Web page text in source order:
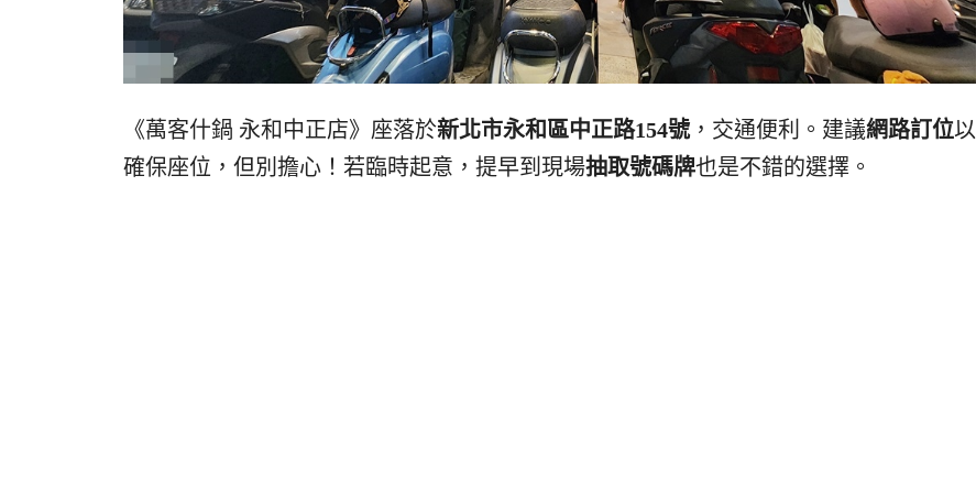
《萬客什鍋 永和中正店》座落於新北市永和區中正路154號，交通便利。建議網路訂位以
確保座位，但別擔心！若臨時起意，提早到現場抽取號碼牌也是不錯的選擇。